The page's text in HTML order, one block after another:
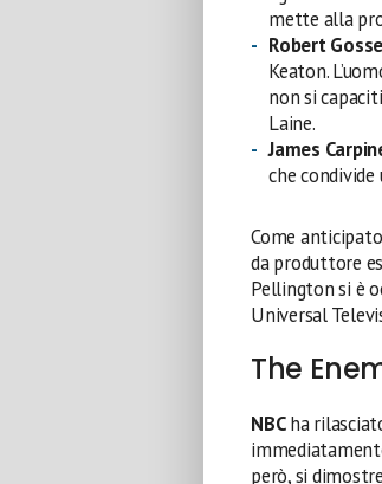
mette alla
Robert
Keaton.
non si
Laine.
James
che condivide
Come
da produttore
Pellington si è
Universal
The
NBCha
però, si